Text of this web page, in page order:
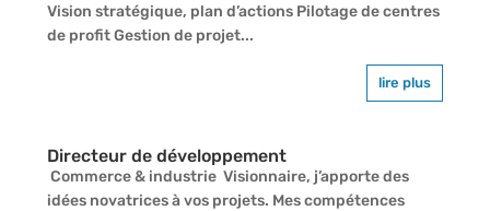
Vision stratégique, plan d’actions Pilotage de centres
de profit Gestion de projet...
lire plus
Directeur de développement
Commerce & industrie Visionnaire, j’apporte des
idées novatrices à vos projets. Mes compétences